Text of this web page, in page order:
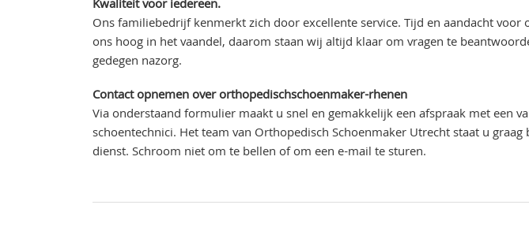
Kwaliteit voor iedereen.
Ons familiebedrijf kenmerkt zich door excellente service. Tijd en aandacht voor
ons hoog in het vaandel, daarom staan wij altijd klaar om vragen te
gedegen nazorg.
Contact opnemen over orthopedischschoenmaker-rhenen
Via onderstaand formulier maakt u snel en gemakkelijk een afspraak met een
schoentechnici. Het team van Orthopedisch Schoenmaker Utrecht staat u graag
dienst. Schroom niet om te bellen of om een e-mail te sturen.